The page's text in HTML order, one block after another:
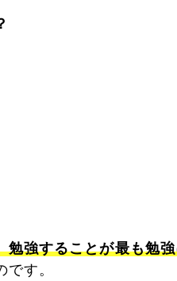
勉強することが最も勉
です。